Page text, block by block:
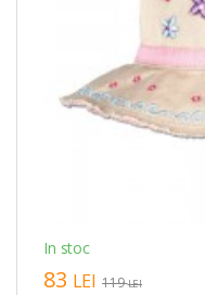
In stoc
83 LEI 119LEI